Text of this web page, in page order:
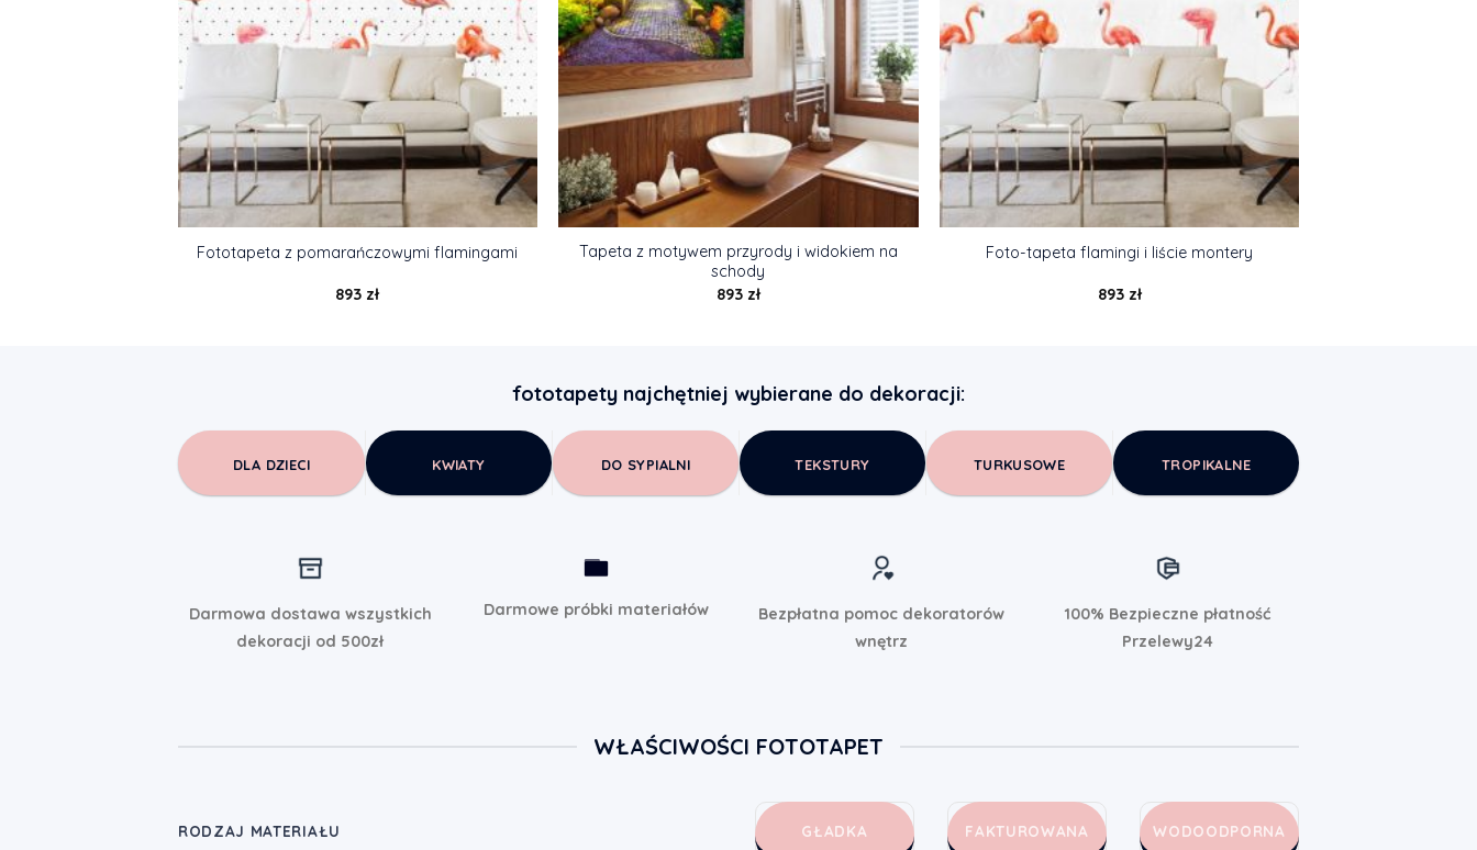
Fototapeta z pomarańczowymi flamingami
893 zł
Tapeta z motywem przyrody i widokiem na
schody
893 zł
Foto-tapeta flamingi i liście montery
893 zł
fototapety najchętniej wybierane do dekoracji:
DLA DZIECI KWIATY DO SYPIALNI TEKSTURY TURKUSOWE TROPIKALNE
Darmowa dostawa wszystkich
dekoracji od 500zł
Darmowe próbki materiałów
Bezpłatna pomoc dekoratorów
wnętrz
100% Bezpieczne płatność
Przelewy24
WŁAŚCIWOŚCI FOTOTAPET
RODZAJ MATERIAŁU GŁADKA FAKTUROWANA WODOODPORNA